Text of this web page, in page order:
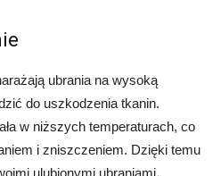
ubrania na wysoką
do uszkodzenia tkanin.
w niższych temperaturach, co
i zniszczeniem. Dzięki temu